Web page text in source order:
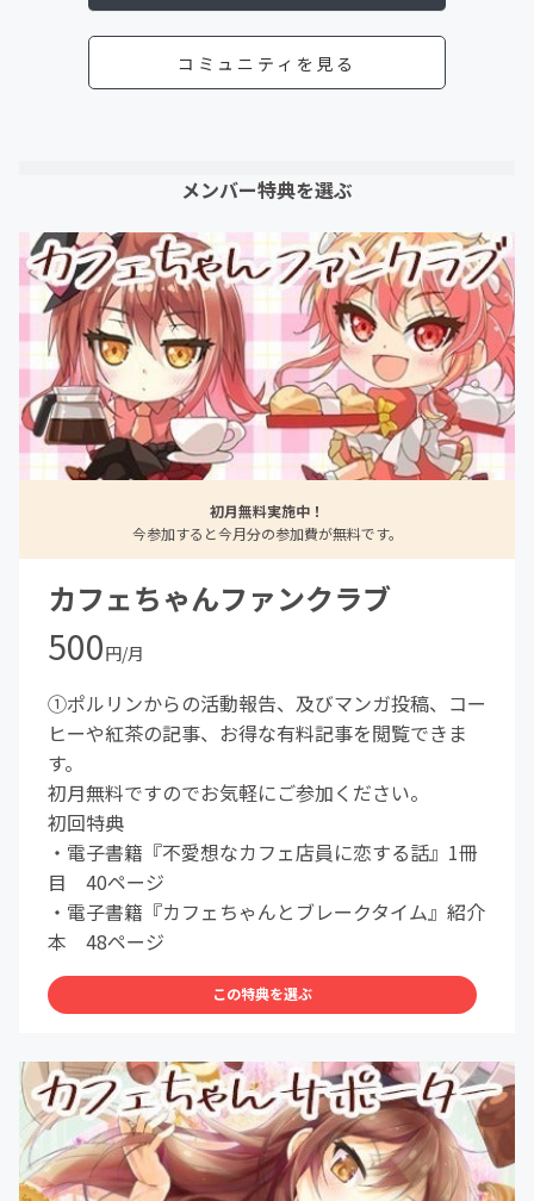
コミュニティを見る
メンバー特典を選ぶ
初月無料実施中！
今参加すると今月分の参加費が無料です。
カフェちゃんファンクラブ
500円/月
①ポルリンからの活動報告、及びマンガ投稿、コー
ヒーや紅茶の記事、お得な有料記事を閲覧できま
す。
初月無料ですのでお気軽にご参加ください。
初回特典
・電子書籍『不愛想なカフェ店員に恋する話』1冊
目 40ページ
・電子書籍『カフェちゃんとブレークタイム』紹介
本 48ページ
この特典を選ぶ